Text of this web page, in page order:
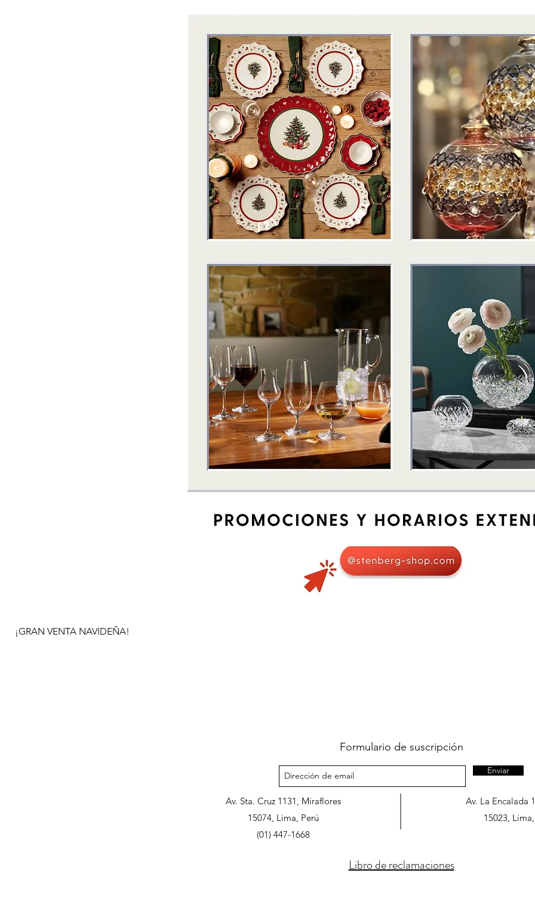
¡GRAN VENTA NAVIDEÑA!
Formulario de suscripción
Enviar
Av. Sta. Cruz 1131, Miraflores
15074, Lima, Perú
Av. La Encalada
15023,
(01) 447-1668
Libro de reclamaciones